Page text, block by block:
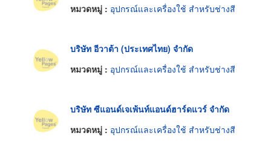
หมวดหมู่ : อุปกรณ์และเครื่องใช้ สำหรับช่างสี
บริษัท อีวาต้า (ประเทศไทย) จำกัด
หมวดหมู่ : อุปกรณ์และเครื่องใช้ สำหรับช่างสี
บริษัท ซีแอนด์เจเพ้นท์แอนด์ฮาร์ดแวร์ จำกัด
หมวดหมู่ : อุปกรณ์และเครื่องใช้ สำหรับช่างสี